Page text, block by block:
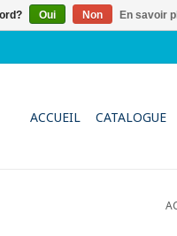
ACCUEIL CATALOGUE
Oui Non En savoir